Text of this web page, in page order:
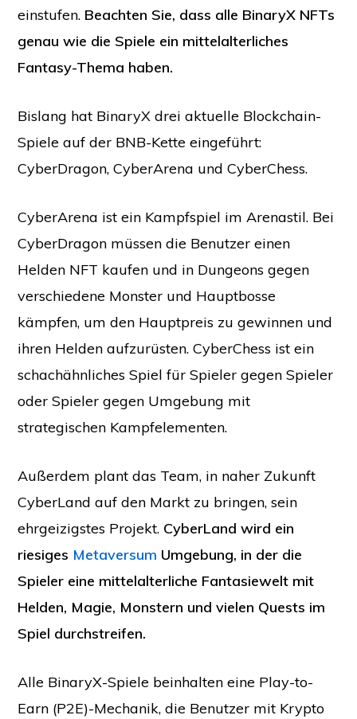
einstufen. Beachten Sie, dass alle BinaryX NFTs
genau wie die Spiele ein mittelalterliches
Fantasy-Thema haben.
Bislang hat BinaryX drei aktuelle Blockchain-
Spiele auf der BNB-Kette eingeführt:
CyberDragon, CyberArena und CyberChess.
CyberArena ist ein Kampfspiel im Arenastil. Bei
CyberDragon müssen die Benutzer einen
Helden NFT kaufen und in Dungeons gegen
verschiedene Monster und Hauptbosse
kämpfen, um den Hauptpreis zu gewinnen und
ihren Helden aufzurüsten. CyberChess ist ein
schachähnliches Spiel für Spieler gegen Spieler
oder Spieler gegen Umgebung mit
strategischen Kampfelementen.
Außerdem plant das Team, in naher Zukunft
CyberLand auf den Markt zu bringen, sein
ehrgeizigstes Projekt. CyberLand wird ein
riesiges Metaversum Umgebung, in der die
Spieler eine mittelalterliche Fantasiewelt mit
Helden, Magie, Monstern und vielen Quests im
Spiel durchstreifen.
Alle BinaryX-Spiele beinhalten eine Play-to-
Earn (P2E)-Mechanik, die Benutzer mit Krypto